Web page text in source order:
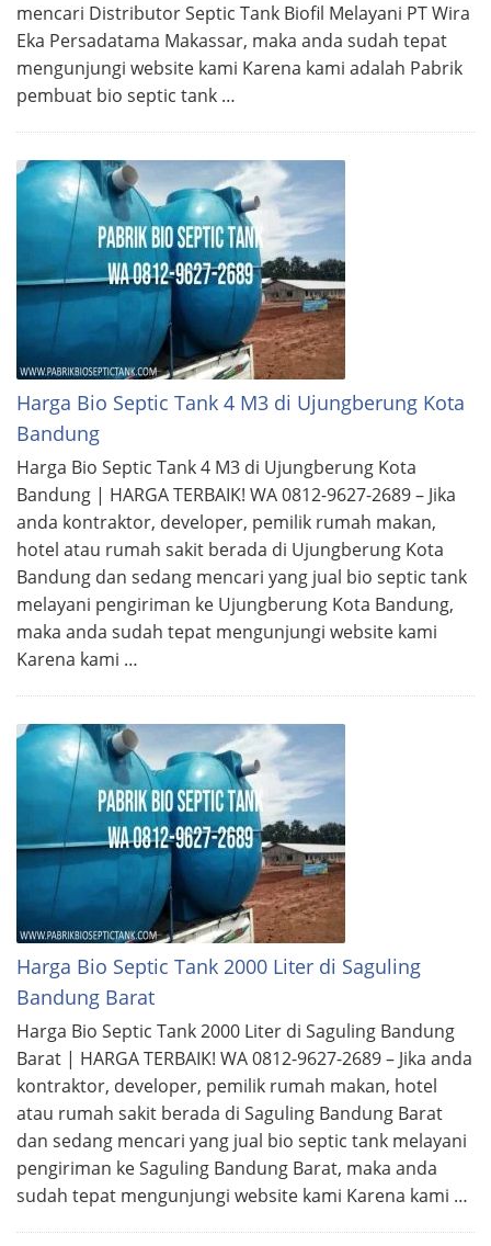
mencari Distributor Septic Tank Biofil Melayani PT Wira
Eka Persadatama Makassar, maka anda sudah tepat
mengunjungi website kami Karena kami adalah Pabrik
pembuat bio septic tank …
Harga Bio Septic Tank 4 M3 di Ujungberung Kota
Bandung
Harga Bio Septic Tank 4 M3 di Ujungberung Kota
Bandung | HARGA TERBAIK! WA 0812-9627-2689 – Jika
anda kontraktor, developer, pemilik rumah makan,
hotel atau rumah sakit berada di Ujungberung Kota
Bandung dan sedang mencari yang jual bio septic tank
melayani pengiriman ke Ujungberung Kota Bandung,
maka anda sudah tepat mengunjungi website kami
Karena kami …
Harga Bio Septic Tank 2000 Liter di Saguling
Bandung Barat
Harga Bio Septic Tank 2000 Liter di Saguling Bandung
Barat | HARGA TERBAIK! WA 0812-9627-2689 – Jika anda
kontraktor, developer, pemilik rumah makan, hotel
atau rumah sakit berada di Saguling Bandung Barat
dan sedang mencari yang jual bio septic tank melayani
pengiriman ke Saguling Bandung Barat, maka anda
sudah tepat mengunjungi website kami Karena kami …